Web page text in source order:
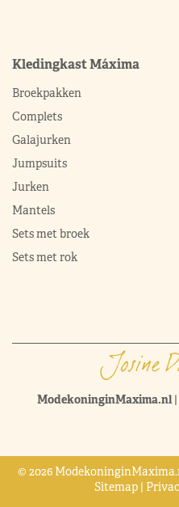
Kledingkast Máxima
Broekpakken
Complets
Galajurken
Jumpsuits
Jurken
Mantels
Sets met broek
Sets met rok
ModekoninginMaxima.nl|
© 2026
Sitemap |